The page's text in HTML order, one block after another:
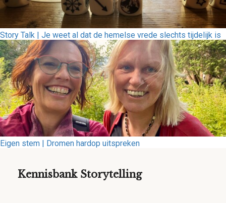
Story Talk | Je weet al dat de hemelse vrede slechts tijdelijk is
Eigen stem | Dromen hardop uitspreken
Kennisbank Storytelling